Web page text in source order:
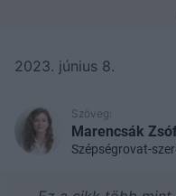
2023. június 8.
Szöveg:
Marencsák
Szépségrovat-